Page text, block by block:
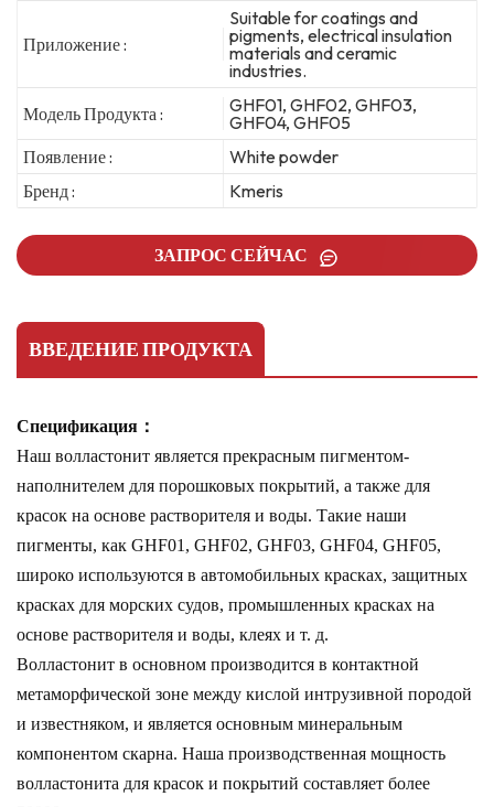
Приложение :
Suitable for coatings and
pigments, electrical insulation
materials and ceramic
industries.
Модель Продукта :
GHF01, GHF02, GHF03,
GHF04, GHF05
Появление :
White powder
Бренд :
Kmeris
ЗАПРОС СЕЙЧАС
ВВЕДЕНИЕ ПРОДУКТА
Спецификация：
Наш волластонит является прекрасным пигментом-
наполнителем для порошковых покрытий, а также для
красок на основе растворителя и воды. Такие наши
пигменты, как GHF01, GHF02, GHF03, GHF04, GHF05,
широко используются в автомобильных красках, защитных
красках для морских судов, промышленных красках на
основе растворителя и воды, клеях и т. д.
Волластонит в основном производится в контактной
метаморфической зоне между кислой интрузивной породой
и известняком, и является основным минеральным
компонентом скарна. Наша производственная мощность
волластонита для красок и покрытий составляет более